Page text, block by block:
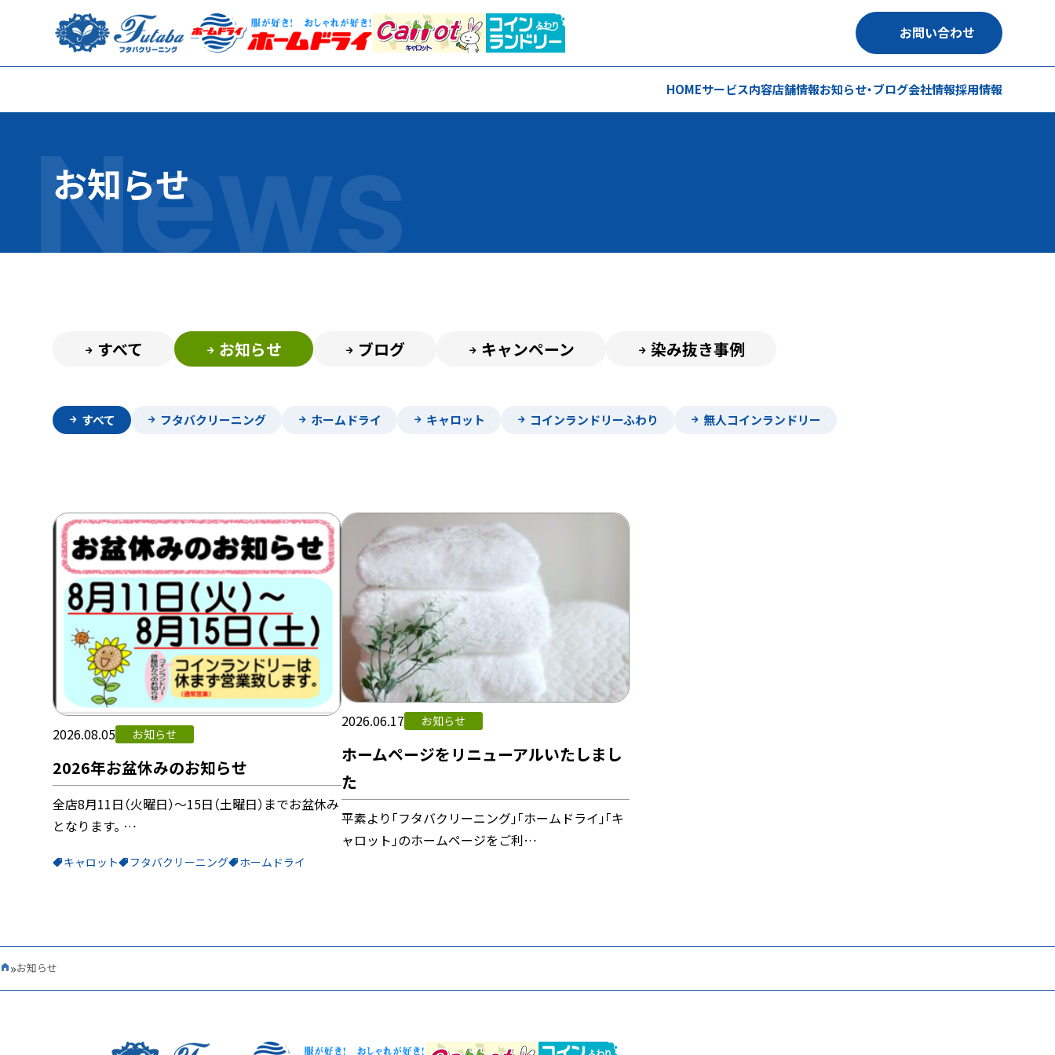
お問い合わせ
HOMEサービス内容店舗情報お知らせ・ブログ会社情報採用情報
お知らせ
すべて お知らせ ブログ キャンペーン 染み抜き事例
すべて フタバクリーニング ホームドライ キャロット コインランドリーふわり 無人コインランドリー
2026.08.05 お知らせ
2026年お盆休みのお知らせ
全店8月11日（火曜日）～15日（土曜日）までお盆休み
となります。 …
キャロット フタバクリーニング ホームドライ
2026.06.17 お知らせ
ホームページをリニューアルいたしまし
た
平素より「フタバクリーニング」「ホームドライ」「キ
ャロット」のホームページをご利…
Home »お知らせ